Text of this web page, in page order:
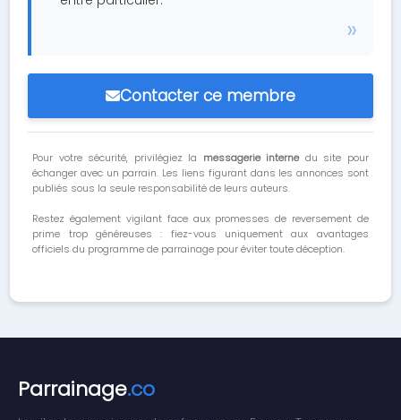
Contacter ce membre
Pour votre sécurité, privilégiez la messagerie internedu site pour
échanger avec un parrain. Les liens figurant dans les annonces sont
publiés sous la seule responsabilité de leurs auteurs.
Restez également vigilant face aux promesses de reversement de
prime trop généreuses : fiez-vous uniquement aux avantages
officiels du programme de parrainage pour éviter toute déception.
Parrainage.co